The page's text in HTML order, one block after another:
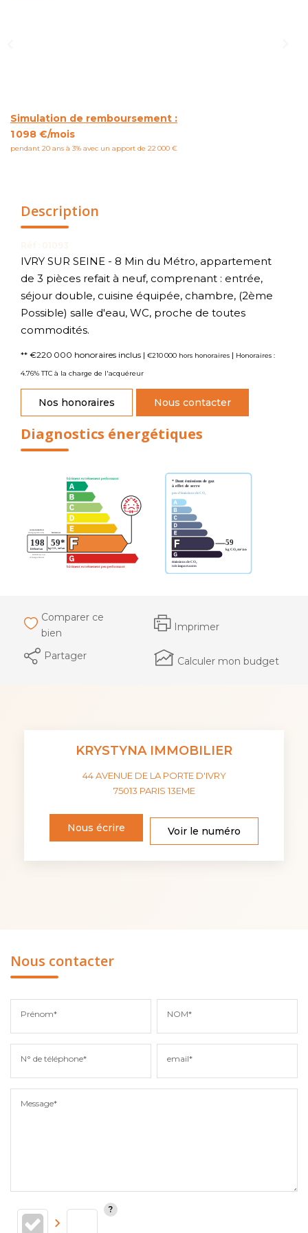
Simulation de remboursement :
1 098 €/mois
pendant 20 ans à 3% avec un apport de 22 000 €
Description
IVRY SUR SEINE - 8 Min du Métro, appartement
de 3 pièces refait à neuf, comprenant : entrée,
séjour double, cuisine équipée, chambre, (2ème
Possible) salle d'eau, WC, proche de toutes
commodités.
** €220 000 honoraires inclus | €210 000 hors honoraires | Honoraires :
4.76% TTC à la charge de l'acquéreur
Nos honoraires Nous contacter
Diagnostics énergétiques
Comparer ce
bien
Imprimer
Partager Calculer mon budget
KRYSTYNA IMMOBILIER
44 AVENUE DE LA PORTE D'IVRY
75013 PARIS 13EME
Nous écrire Voir le numéro
Nous contacter
Prénom* NOM*
N° de téléphone* email*
Message*